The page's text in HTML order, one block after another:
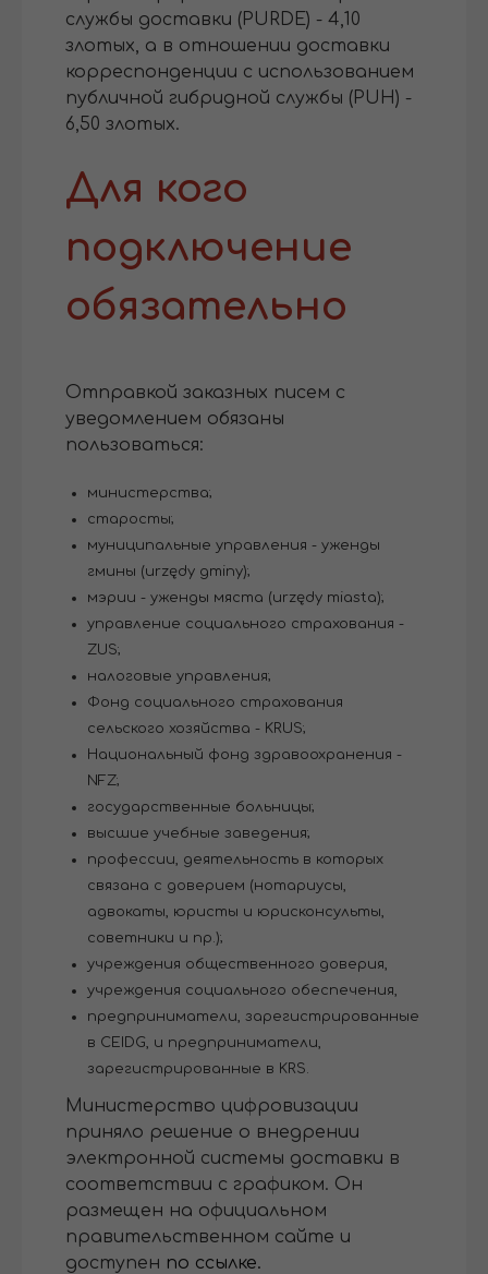
службы доставки (PURDE) - 4,10
злотых, а в отношении доставки
корреспонденции с использованием
публичной гибридной службы (PUH) -
6,50 злотых.
Для кого
подключение
обязательно
Отправкой заказных писем с
уведомлением обязаны
пользоваться:
министерства;
старосты;
муниципальные управления - уженды
гмины (urzędy gminy);
мэрии - уженды мяста (urzędy miasta);
управление социального страхования -
ZUS;
налоговые управления;
Фонд социального страхования
сельского хозяйства - KRUS;
Национальный фонд здравоохранения -
NFZ;
государственные больницы;
высшие учебные заведения;
профессии, деятельность в которых
связана с доверием (нотариусы,
адвокаты, юристы и юрисконсульты,
советники и пр.);
учреждения общественного доверия,
учреждения социального обеспечения,
предприниматели, зарегистрированные
в CEIDG, и предприниматели,
зарегистрированные в KRS.
Министерство цифровизации
приняло решение о внедрении
электронной системы доставки в
соответствии с графиком. Он
размещен на официальном
правительственном сайте и
доступен по ссылке.